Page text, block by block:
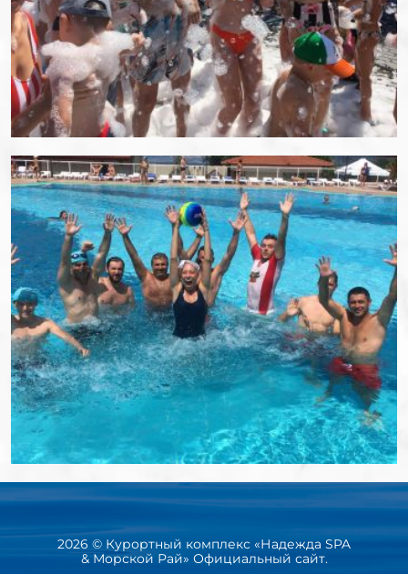
2026 © Курортный комплекс «Надежда SPA
& Морской Рай» Официальный сайт.